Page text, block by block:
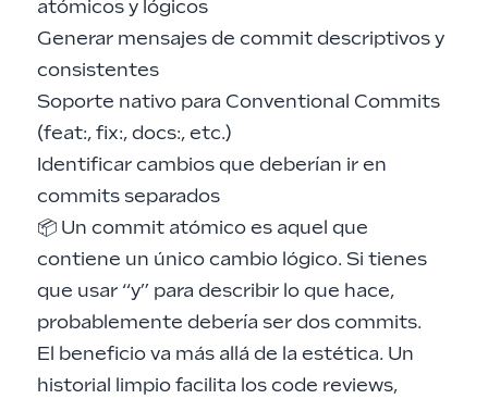
atómicos y lógicos
Generar mensajes de commit descriptivos y
consistentes
Soporte nativo para Conventional Commits
(feat:, fix:, docs:, etc.)
Identificar cambios que deberían ir en
commits separados
📦 Un commit atómico es aquel que
contiene un único cambio lógico. Si tienes
que usar “y” para describir lo que hace,
probablemente debería ser dos commits.
El beneficio va más allá de la estética. Un
historial limpio facilita los code reviews,